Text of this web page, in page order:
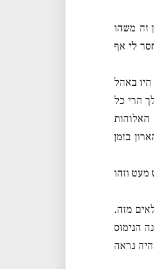
זה משהו
לי אף
באהל
הרי כל
בזמן
וזהו
מזה.
הנימוס
נראה